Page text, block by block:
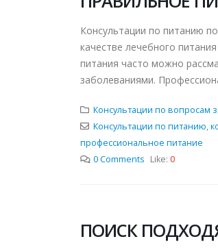
Консультации по питанию
качестве лечебного
питания часто можно
заболеваниями.
Консультации по вопросам
Консультации по питанию,
профессиональное питание
0 Comments Like: 0
ПОИСК